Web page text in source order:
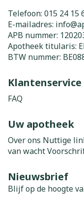
Telefoon: 015 24 15
E-mailadres: info@
APB nummer:
Apotheek titularis:
BTW nummer:
Klantenservice
FAQ
Uw apotheek
Over ons Nuttige
van wacht
Nieuwsbrief
Blijf op de hoogte